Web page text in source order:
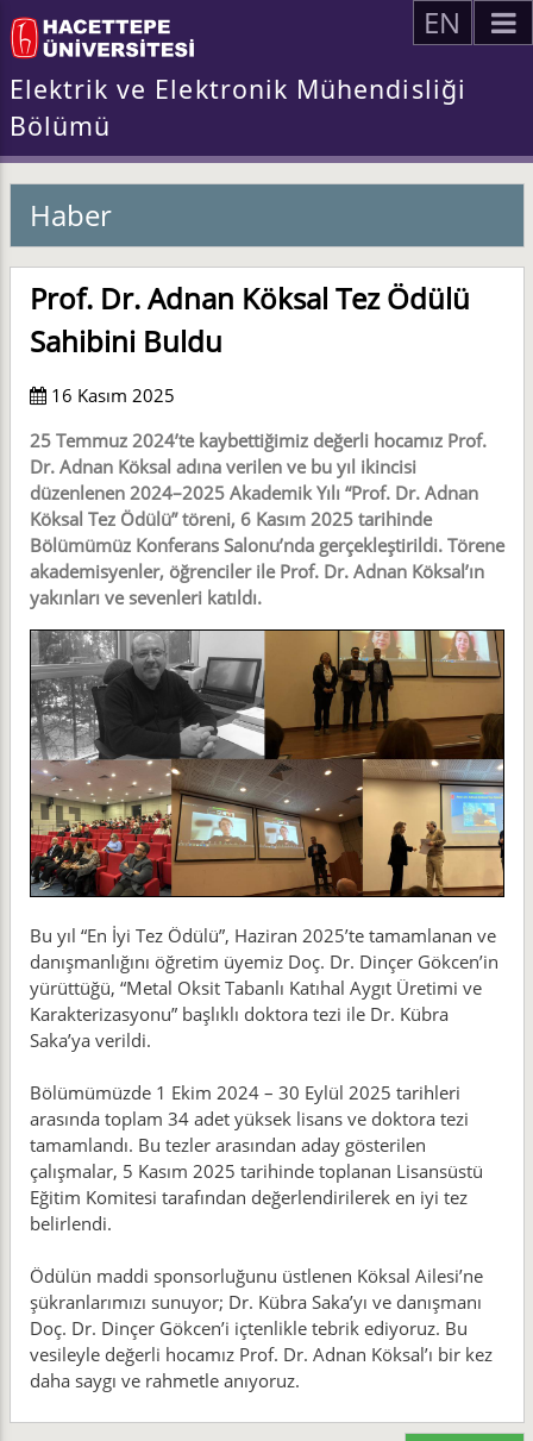
EN
Elektrik ve Elektronik Mühendisliği
Bölümü
Haber
Prof. Dr. Adnan Köksal Tez Ödülü
Sahibini Buldu
16 Kasım 2025
25 Temmuz 2024’te kaybettiğimiz değerli hocamız Prof.
Dr. Adnan Köksal adına verilen ve bu yıl ikincisi
düzenlenen 2024–2025 Akademik Yılı “Prof. Dr. Adnan
Köksal Tez Ödülü” töreni, 6 Kasım 2025 tarihinde
Bölümümüz Konferans Salonu’nda gerçekleştirildi. Törene
akademisyenler, öğrenciler ile Prof. Dr. Adnan Köksal’ın
yakınları ve sevenleri katıldı.
Bu yıl “En İyi Tez Ödülü”, Haziran 2025’te tamamlanan ve
danışmanlığını öğretim üyemiz Doç. Dr. Dinçer Gökcen’in
yürüttüğü, “Metal Oksit Tabanlı Katıhal Aygıt Üretimi ve
Karakterizasyonu” başlıklı doktora tezi ile Dr. Kübra
Saka’ya verildi.
Bölümümüzde 1 Ekim 2024 – 30 Eylül 2025 tarihleri
arasında toplam 34 adet yüksek lisans ve doktora tezi
tamamlandı. Bu tezler arasından aday gösterilen
çalışmalar, 5 Kasım 2025 tarihinde toplanan Lisansüstü
Eğitim Komitesi tarafından değerlendirilerek en iyi tez
belirlendi.
Ödülün maddi sponsorluğunu üstlenen Köksal Ailesi’ne
şükranlarımızı sunuyor; Dr. Kübra Saka’yı ve danışmanı
Doç. Dr. Dinçer Gökcen’i içtenlikle tebrik ediyoruz. Bu
vesileyle değerli hocamız Prof. Dr. Adnan Köksal’ı bir kez
daha saygı ve rahmetle anıyoruz.